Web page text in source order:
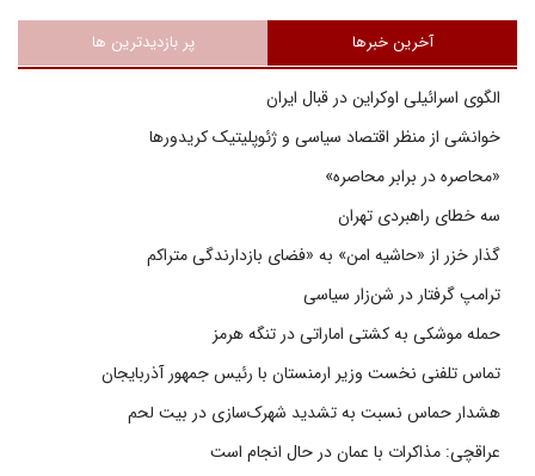
آخرین خبرها پر بازدیدترین ها
الگوی اسرائیلی اوکراین در قبال ایران
خوانشی از منظر اقتصاد سیاسی و ژئوپلیتیک کریدورها
«محاصره در برابر محاصره»
سه خطای راهبردی تهران
گذار خزر از «حاشیه امن» به «فضای بازدارندگی متراکم
ترامپ گرفتار در شن‌زار سیاسی
حمله موشکی به کشتی اماراتی در تنگه هرمز
تماس تلفنی نخست وزیر ارمنستان با رئیس جمهور آذربایجان
هشدار حماس نسبت به تشدید شهرک‌سازی در بیت‌ لحم
عراقچی: مذاکرات با عمان در حال انجام است